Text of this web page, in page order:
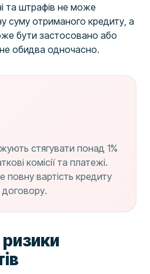
та штрафів не може
суму отриманого кредиту, а
бути застосовано або
обидва одночасно.
стягувати понад 1%
комісії та платежі.
повну вартість кредиту